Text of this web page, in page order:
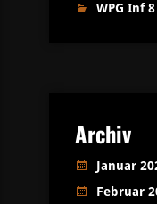
WPG Inf
Archiv
Januar
Februar